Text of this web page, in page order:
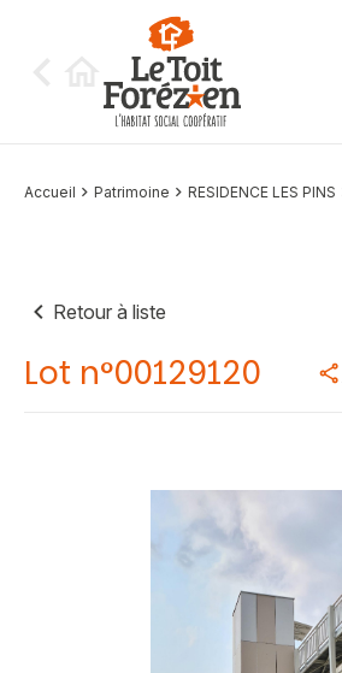
Accueil Patrimoine RESIDENCE LES PINS
Retour à liste
Lot n°00129120